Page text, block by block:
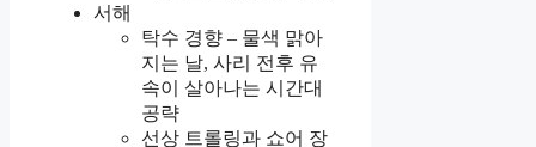
서해
탁수 경향 – 물색 맑아
지는 날, 사리 전후 유
속이 살아나는 시간대
공략
선상 트롤링과 쇼어 장